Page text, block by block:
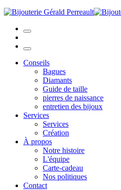
Conseils
Bagues
Diamants
Guide de taille
pierres de naissance
entretien des bijoux
Services
Services
Création
À propos
Notre histoire
L'équipe
Carte-cadeau
Nos politiques
Contact